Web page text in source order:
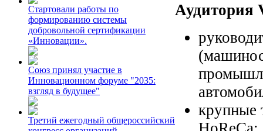
Стартовали работы по
формированию системы
добровольной сертификации
«Инновации».
Союз принял участие в
Инновационном форуме "2035:
взгляд в будущее"
Третий ежегодный общероссийский
Аудитория
крупные